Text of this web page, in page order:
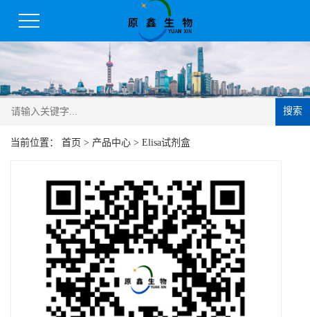
搜索
当前位置： 首页 > 产品中心 > Elisa试剂盒